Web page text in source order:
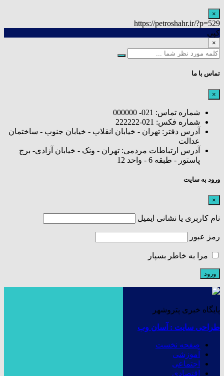
×
https://petroshahr.ir/?p=529
کپی
×
تماس با ما
×
شماره تماس: 021- 000000
شماره فکس: 021-222222
آدرس دفتر: تهران - خیابان انقلاب - خیابان جنوب - ساختمان
عدالت
آدرس ارتباطات مردمی: تهران - ونک - خیابان آزادی- برج
پاستور - طبقه 6 - واحد 12
ورود به سایت
×
نام کاربری یا نشانی ایمیل
رمز عبور
مرا به خاطر بسپار
پایگاه خبری پتروشهر
طراحی سایت : آسان وب
صفحه نخست
آموزشی
اجتماعی
اقتصادی